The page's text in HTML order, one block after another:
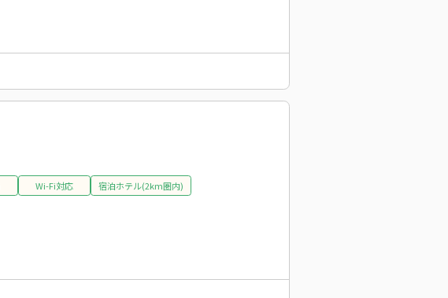
Wi-Fi対応 宿泊ホテル(2km圏内)